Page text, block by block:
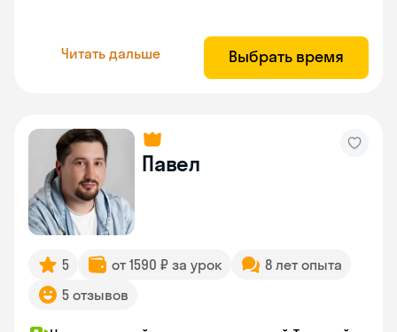
Читать дальше Выбрать время
Павел
5 от 1590 ₽ за урок
8 лет опыта
5 отзывов